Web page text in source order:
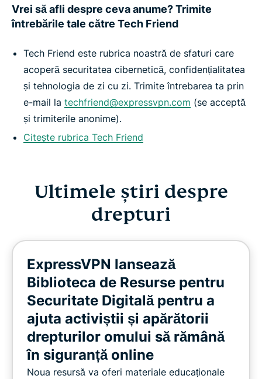
Vrei să afli despre ceva anume? Trimite
întrebările tale către Tech Friend
Tech Friend este rubrica noastră de sfaturi care
acoperă securitatea cibernetică, confidențialitatea
și tehnologia de zi cu zi. Trimite întrebarea ta prin
e-mail la techfriend@expressvpn.com (se acceptă
și trimiterile anonime).
Citește rubrica Tech Friend
Ultimele știri despre
drepturi
ExpressVPN lansează
Biblioteca de Resurse pentru
Securitate Digitală pentru a
ajuta activiștii și apărătorii
drepturilor omului să rămână
în siguranță online
Noua resursă va oferi materiale educaționale